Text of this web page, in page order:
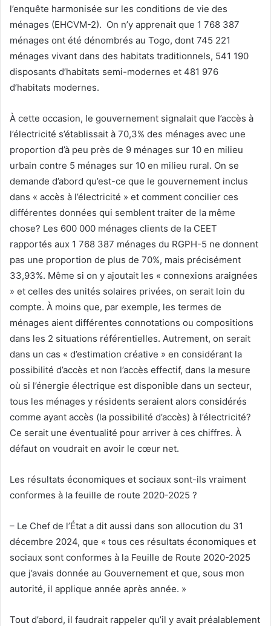
l’enquête harmonisée sur les conditions de vie des
ménages (EHCVM-2). On n’y apprenait que 1 768 387
ménages ont été dénombrés au Togo, dont 745 221
ménages vivant dans des habitats traditionnels, 541 190
disposants d’habitats semi-modernes et 481 976
d’habitats modernes.
À cette occasion, le gouvernement signalait que l’accès à
l’électricité s’établissait à 70,3% des ménages avec une
proportion d’à peu près de 9 ménages sur 10 en milieu
urbain contre 5 ménages sur 10 en milieu rural. On se
demande d’abord qu’est-ce que le gouvernement inclus
dans « accès à l’électricité » et comment concilier ces
différentes données qui semblent traiter de la même
chose? Les 600 000 ménages clients de la CEET
rapportés aux 1 768 387 ménages du RGPH-5 ne donnent
pas une proportion de plus de 70%, mais précisément
33,93%. Même si on y ajoutait les « connexions araignées
» et celles des unités solaires privées, on serait loin du
compte. À moins que, par exemple, les termes de
ménages aient différentes connotations ou compositions
dans les 2 situations référentielles. Autrement, on serait
dans un cas « d’estimation créative » en considérant la
possibilité d’accès et non l’accès effectif, dans la mesure
où si l’énergie électrique est disponible dans un secteur,
tous les ménages y résidents seraient alors considérés
comme ayant accès (la possibilité d’accès) à l’électricité?
Ce serait une éventualité pour arriver à ces chiffres. À
défaut on voudrait en avoir le cœur net.
Les résultats économiques et sociaux sont-ils vraiment
conformes à la feuille de route 2020-2025 ?
– Le Chef de l’État a dit aussi dans son allocution du 31
décembre 2024, que « tous ces résultats économiques et
sociaux sont conformes à la Feuille de Route 2020-2025
que j’avais donnée au Gouvernement et que, sous mon
autorité, il applique année après année. »
Tout d’abord, il faudrait rappeler qu’il y avait préalablement